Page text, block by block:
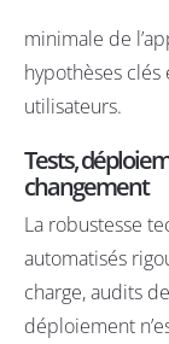
minimale de
hypothèses
utilisateurs.
Tests,
changement
La robustesse
automatisés
charge, audits
déploiement